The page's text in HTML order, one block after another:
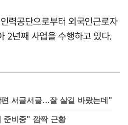
력공단으로부터 외국인근로자
2년째 사업을 수행하고 있다.
서글서글…잘 살길 바랐는데"
준비중" 깜짝 근황